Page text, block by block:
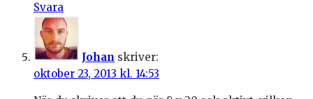
Svara
Johan skriver:
oktober 23, 2013 kl. 14:53